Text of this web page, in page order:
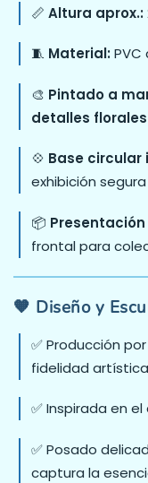
📏 Altura aprox.:
🧵 Material:
🎨 Pintado a
detalles florales
💠 Base circular
exhibición segura
📦
frontal para
🧡 Diseño y
✅ Producción por
fidelidad artística
✅ Inspirada en
✅ Posado
captura la